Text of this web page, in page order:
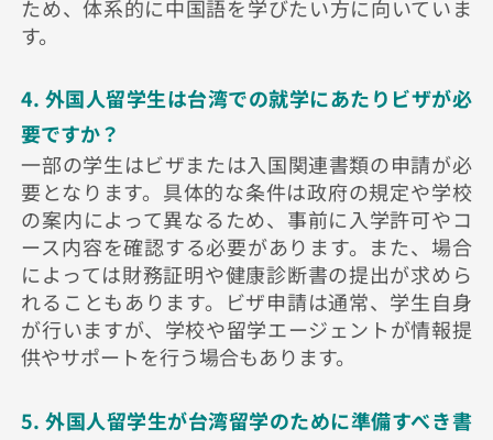
ため、体系的に中国語を学びたい方に向いていま
す。
4. 外国人留学生は台湾での就学にあたりビザが必
要ですか？
一部の学生はビザまたは入国関連書類の申請が必
要となります。具体的な条件は政府の規定や学校
の案内によって異なるため、事前に入学許可やコ
ース内容を確認する必要があります。また、場合
によっては財務証明や健康診断書の提出が求めら
れることもあります。ビザ申請は通常、学生自身
が行いますが、学校や留学エージェントが情報提
供やサポートを行う場合もあります。
5. 外国人留学生が台湾留学のために準備すべき書